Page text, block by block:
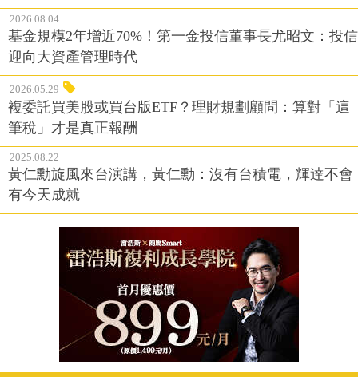
2026.08.04
基金規模2年增近70%！第一金投信董事長尤昭文：投信
迎向大資產管理時代
2026.05.29
複委託買美股或買台版ETF？理財規劃顧問：算對「這
筆稅」才是真正報酬
2025.08.22
黃仁勳旋風來台演講，黃仁勳：沒有台積電，輝達不會
有今天成就